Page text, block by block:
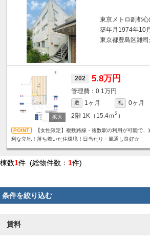
東京メトロ副都
築年月1974年10
東京都豊島区雑司
202 5.8万円
0.1万円
敷 1ヶ月 礼
0ヶ月
2階 1K（15.4ｍ2 ）
【女性限定】複数路線・複数駅の利用が可能で、
利な立地！落ち着いた住環境！日当たり・風通し良好☆
棟数1件 (総物件数： 1件)
条件を絞り込む
賃料